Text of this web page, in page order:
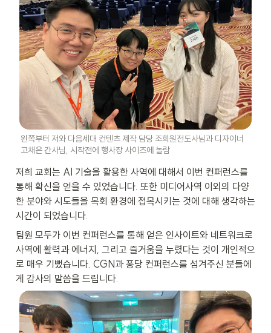
왼쪽부터 저와 다음세대 컨텐츠 제작 담당 조희원전도사님과 디자이너
고채은 간사님, 시작전에 행사장 사이즈에 놀람
저희 교회는 AI 기술을 활용한 사역에 대해서 이번 컨퍼런스를
통해 확신을 얻을 수 있었습니다. 또한 미디어사역 이외의 다양
한 분야와 시도들을 목회 환경에 접목시키는 것에 대해 생각하는
시간이 되었습니다.
팀원 모두가 이번 컨퍼런스를 통해 얻은 인사이트와 네트워크로
사역에 활력과 에너지, 그리고 즐거움을 누렸다는 것이 개인적으
로 매우 기뻤습니다. CGN과 퐁당 컨퍼런스를 섬겨주신 분들에
게 감사의 말씀을 드립니다.